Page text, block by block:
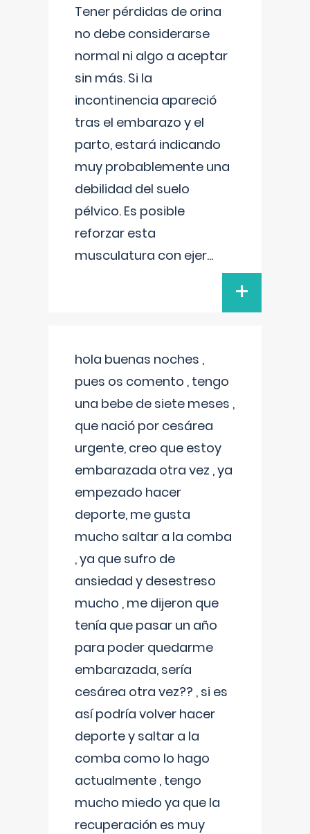
Tener pérdidas de orina
no debe considerarse
normal ni algo a aceptar
sin más. Si la
incontinencia apareció
tras el embarazo y el
parto, estará indicando
muy probablemente una
debilidad del suelo
pélvico. Es posible
reforzar esta
musculatura con ejer...
+
hola buenas noches ,
pues os comento , tengo
una bebe de siete meses ,
que nació por cesárea
urgente, creo que estoy
embarazada otra vez , ya
empezado hacer
deporte, me gusta
mucho saltar a la comba
, ya que sufro de
ansiedad y desestreso
mucho , me dijeron que
tenía que pasar un año
para poder quedarme
embarazada, sería
cesárea otra vez?? , si es
así podría volver hacer
deporte y saltar a la
comba como lo hago
actualmente , tengo
mucho miedo ya que la
recuperación es muy